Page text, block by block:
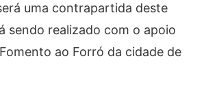
uma contrapartida deste
sendo realizado com o apoio
ao Forró da cidade de